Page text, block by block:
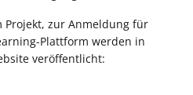
zur Anmeldung für
Plattform werden in
veröffentlicht: